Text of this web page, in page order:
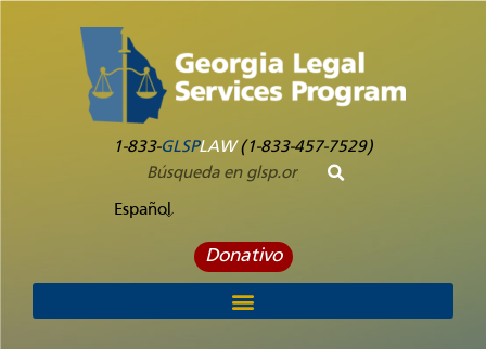
1-833-GLSPLAW(1-833-457-7529)
Español
Donativo